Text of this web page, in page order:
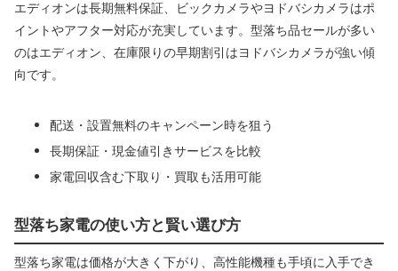
エディオンは長期無料保証、ビックカメラやヨドバシカメラはポ
イントやアフター対応が充実しています。型落ち品セールが多い
のはエディオン、在庫限りの早期割引はヨドバシカメラが強い傾
向です。
配送・設置無料のキャンペーン時を狙う
長期保証・現金値引きサービスを比較
家電回収含む下取り・買取も活用可能
型落ち家電の使い方と賢い選び方
型落ち家電は価格が大きく下がり、高性能機種も手頃に入手でき